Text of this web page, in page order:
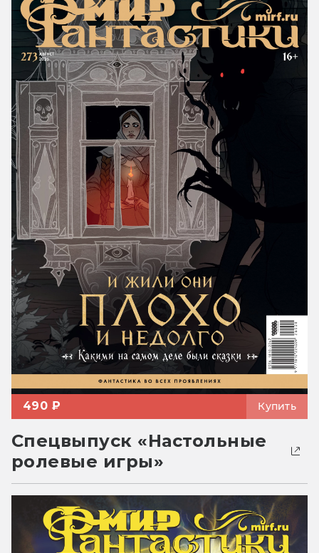
490 ₽ Купить
Спецвыпуск «Настольные
ролевые игры»